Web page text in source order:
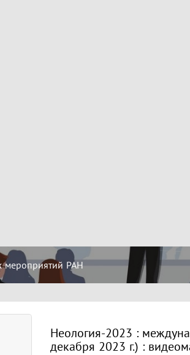
мероприятий РАН
Неология-2023 :
декабря 2023 г.) :